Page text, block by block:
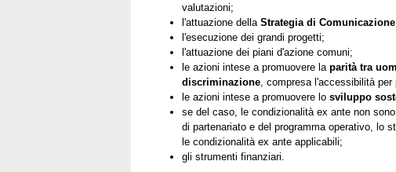
valutazioni;
l'attuazione della Strategia di Comunicazione
l'esecuzione dei grandi progetti;
l'attuazione dei piani d'azione comuni;
le azioni intese a promuovere la parità tra
discriminazione , compresa l'accessibilità
le azioni intese a promuovere lo sviluppo
se del caso, le condizionalità ex ante non
di partenariato e del programma operativo, lo
le condizionalità ex ante applicabili;
gli strumenti finanziari.